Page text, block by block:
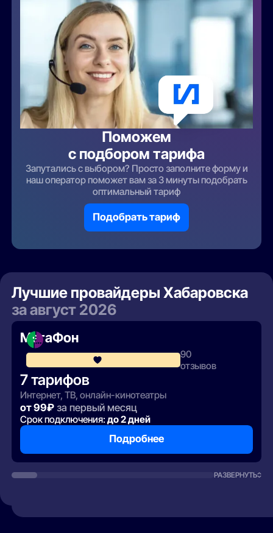
Поможем
с подбором тарифа
Запутались с выбором? Просто заполните форму и
наш оператор поможет вам за 3 минуты подобрать
оптимальный тариф
Подобрать тариф
Лучшие провайдеры Хабаровска
за август 2026
МегаФон
4.1
90
отзывов
7 тарифов
Интернет, ТВ, онлайн-кинотеатры
от 99₽ за первый месяц
Срок подключения:до 2 дней
Подробнее
РАЗВЕРНУТЬ